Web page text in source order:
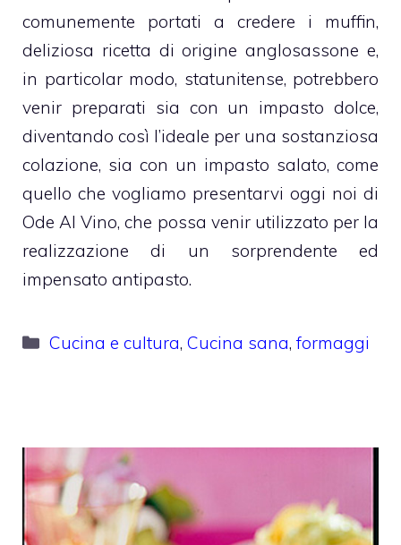
comunemente portati a credere i muffin,
deliziosa ricetta di origine anglosassone e,
in particolar modo, statunitense, potrebbero
venir preparati sia con un impasto dolce,
diventando così l’ideale per una sostanziosa
colazione, sia con un impasto salato, come
quello che vogliamo presentarvi oggi noi di
Ode Al Vino, che possa venir utilizzato per la
realizzazione di un sorprendente ed
impensato antipasto.
Categorie
Cucina e cultura,Cucina sana,formaggi